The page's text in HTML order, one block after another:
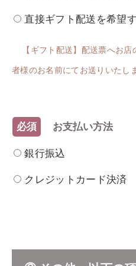
直接ギフト配送を希望
【ギフト配送】配送票へお
者様のお名前にてお送りいたし
必須 お支払い方法
銀行振込
クレジットカード決済